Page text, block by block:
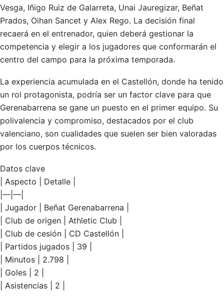
Vesga, Iñigo Ruiz de Galarreta, Unai Jauregizar, Beñat
Prados, Oihan Sancet y Alex Rego. La decisión final
recaerá en el entrenador, quien deberá gestionar la
competencia y elegir a los jugadores que conformarán el
centro del campo para la próxima temporada.
La experiencia acumulada en el Castellón, donde ha tenido
un rol protagonista, podría ser un factor clave para que
Gerenabarrena se gane un puesto en el primer equipo. Su
polivalencia y compromiso, destacados por el club
valenciano, son cualidades que suelen ser bien valoradas
por los cuerpos técnicos.
Datos clave
| Aspecto | Detalle |
|—|—|
| Jugador | Beñat Gerenabarrena |
| Club de origen | Athletic Club |
| Club de cesión | CD Castellón |
| Partidos jugados | 39 |
| Minutos | 2.798 |
| Goles | 2 |
| Asistencias | 2 |